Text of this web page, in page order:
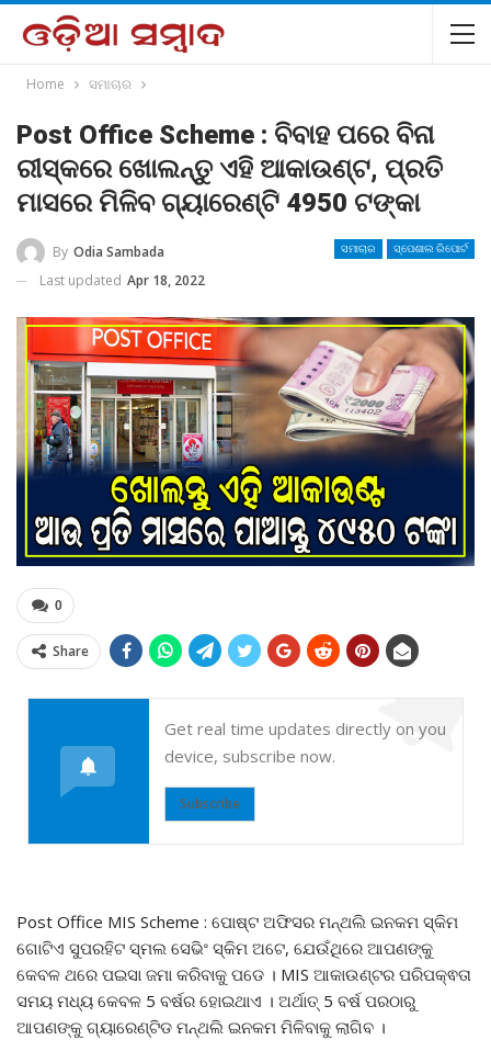
Home ସମାଚାର
Post Office Scheme : ବିବାହ ପରେ ବିନା
ରୀସ୍କରେ ଖୋଲନ୍ତୁ ଏହି ଆକାଉଣ୍ଟ, ପ୍ରତି
ମାସରେ ମିଳିବ ଗ୍ୟାରେଣ୍ଟି 4950 ଟଙ୍କା
ସମାଚାର ସ୍ପେଶାଲ ରିପୋର୍ଟ
By Odia Sambada
Last updated Apr 18, 2022
0
Share
Get real time updates directly on you
device, subscribe now.
Subscribe
Post Office MIS Scheme : ପୋଷ୍ଟ ଅଫିସର ମନ୍ଥଲି ଇନକମ ସ୍କିମ
ଗୋଟିଏ ସୁପରହିଟ ସ୍ମଲ ସେଭିଂ ସ୍କିମ ଅଟେ, ଯେଉଁଥିରେ ଆପଣଙ୍କୁ
କେବଳ ଥରେ ପଇସା ଜମା କରିବାକୁ ପଡେ । MIS ଆକାଉଣ୍ଟର ପରିପକ୍ଵତା
ସମୟ ମଧ୍ୟ କେବଳ 5 ବର୍ଷର ହୋଇଥାଏ । ଅର୍ଥାତ୍ 5 ବର୍ଷ ପରଠାରୁ
ଆପଣଙ୍କୁ ଗ୍ୟାରେଣ୍ଟିଡ ମନ୍ଥଲି ଇନକମ ମିଳିବାକୁ ଲାଗିବ ।